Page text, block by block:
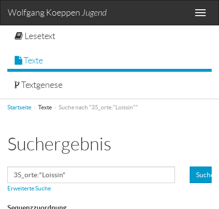
Toggle
Wolfgang Koeppen Jugend
Lesetext
Texte
Textgenese
Startseite Texte Suche nach "35_orte:"Loissin""
Suchergebnis
Suchen
Erweiterte Suche